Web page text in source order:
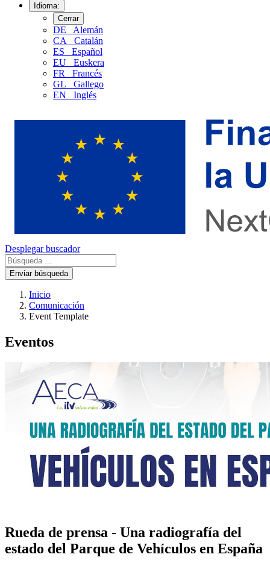
Idioma:
Cerrar
DE
Alemán
CA
Catalán
ES
Español
EU
Euskera
FR
Francés
GL
Gallego
EN
Inglés
Desplegar buscador
Enviar búsqueda
Inicio
Comunicación
Event Template
Eventos
Rueda de prensa - Una radiografía del
estado del Parque de Vehículos en España